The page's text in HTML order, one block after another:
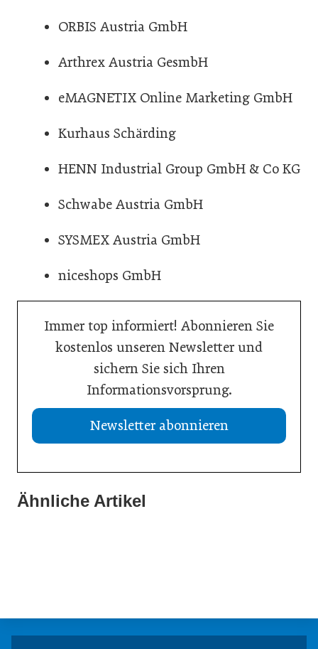
ORBIS Austria GmbH
Arthrex Austria GesmbH
eMAGNETIX Online Marketing GmbH
Kurhaus Schärding
HENN Industrial Group GmbH & Co KG
Schwabe Austria GmbH
SYSMEX Austria GmbH
niceshops GmbH
Immer top informiert! Abonnieren Sie
kostenlos unseren Newsletter und
sichern Sie sich Ihren
Informationsvorsprung.
Newsletter abonnieren
Ähnliche Artikel
21. Juli 2026